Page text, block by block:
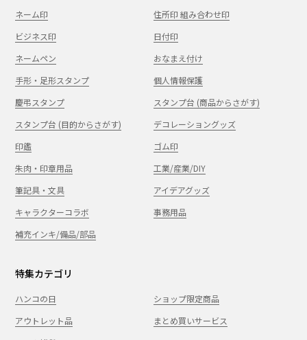
ネーム印
住所印 組み合わせ印
ビジネス印
日付印
ネームペン
おなまえ付け
手形・足形スタンプ
個人情報保護
慶弔スタンプ
スタンプ台 (商品からさがす)
スタンプ台 (目的からさがす)
デコレーショングッズ
印鑑
ゴム印
朱肉・印章用品
工業/産業/DIY
筆記具・文具
アイデアグッズ
キャラクターコラボ
事務用品
補充インキ/備品/部品
特集カテゴリ
ハンコの日
ショップ限定商品
アウトレット品
まとめ買いサービス